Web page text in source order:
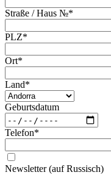
Straße / Haus №*
PLZ*
Ort*
Land*
Geburtsdatum
Telefon*
Newsletter (auf Russisch)